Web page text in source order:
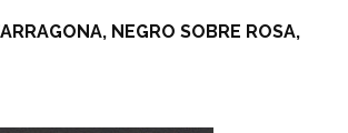
NEGRO SOBRE ROSA,